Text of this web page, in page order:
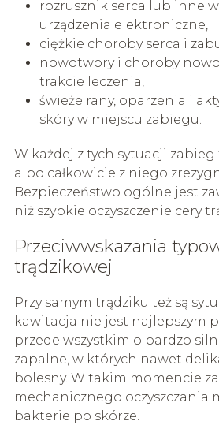
rozrusznik serca lub inne
urządzenia elektroniczne,
ciężkie choroby serca i
nowotwory i choroby
trakcie leczenia,
świeże rany, oparzenia i
skóry w miejscu zabiegu.
W każdej z tych sytuacji zabieg
albo całkowicie z niego
Bezpieczeństwo ogólne jest
niż szybkie oczyszczenie cery
Przeciwwskazania
trądzikowej
Przy samym trądziku też są
kawitacja nie jest najlepszym
przede wszystkim o bardzo
zapalne, w których nawet
bolesny. W takim momencie
mechanicznego oczyszczania
bakterie po skórze.